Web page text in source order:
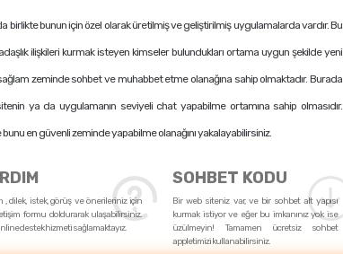
birlikte bunun için özel olarak üretilmiş ve geliştirilmiş uygulamalarda vardır. Bu
ilişkileri kurmak isteyen kimseler bulundukları ortama uygun şekilde yeni
zeminde sohbet ve muhabbet etme olanağına sahip olmaktadır. Burada
ya da uygulamanın seviyeli chat yapabilme ortamına sahip olmasıdır.
en güvenli zeminde yapabilme olanağını yakalayabilirsiniz.
, dilek, istek, görüş ve önerileriniz için
formu doldurarak ulaşabilirsiniz.
destek hizmeti sağlamaktayız.
SOHBET KODU
Bir web siteniz var, ve bir sohbet alt yapısı
kurmak istiyor ve eğer bu imkanınız yok ise
üzülmeyin! Tamamen ücretsiz sohbet
appletimizi kullanabilirsiniz.